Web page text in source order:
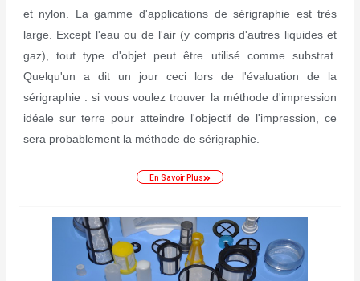
et nylon. La gamme d'applications de sérigraphie est très
large. Except l'eau ou de l'air (y compris d'autres liquides et
gaz), tout type d'objet peut être utilisé comme substrat.
Quelqu'un a dit un jour ceci lors de l'évaluation de la
sérigraphie : si vous voulez trouver la méthode d'impression
idéale sur terre pour atteindre l'objectif de l'impression, ce
sera probablement la méthode de sérigraphie.
En Savoir Plus